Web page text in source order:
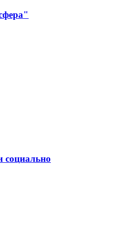
социально